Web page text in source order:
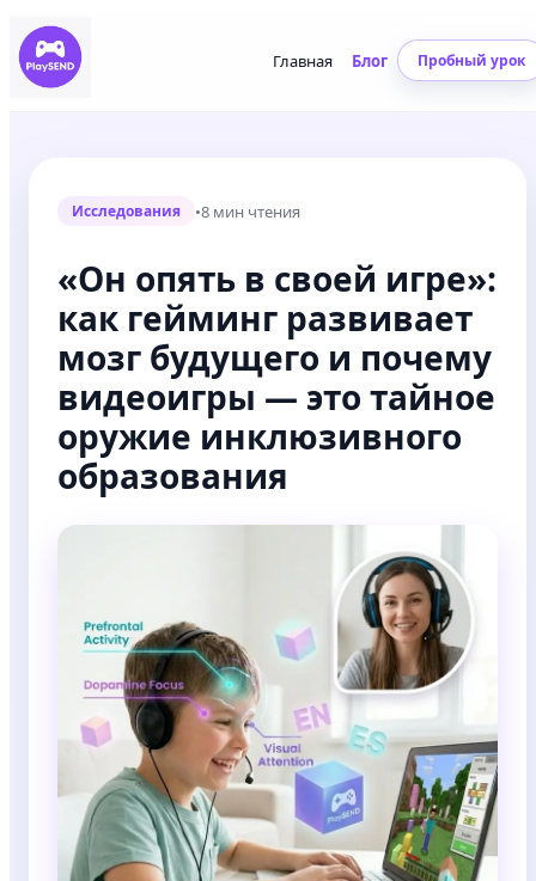
Главная Блог Пробный урок
Исследования •8 мин чтения
«Он опять в своей игре»:
как гейминг развивает
мозг будущего и почему
видеоигры — это тайное
оружие инклюзивного
образования